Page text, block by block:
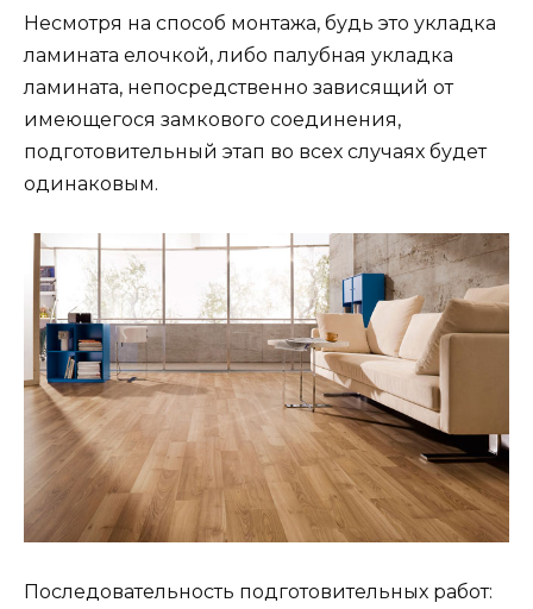
Несмотря на способ монтажа, будь это укладка
ламината елочкой, либо палубная укладка
ламината, непосредственно зависящий от
имеющегося замкового соединения,
подготовительный этап во всех случаях будет
одинаковым.
Последовательность подготовительных работ: